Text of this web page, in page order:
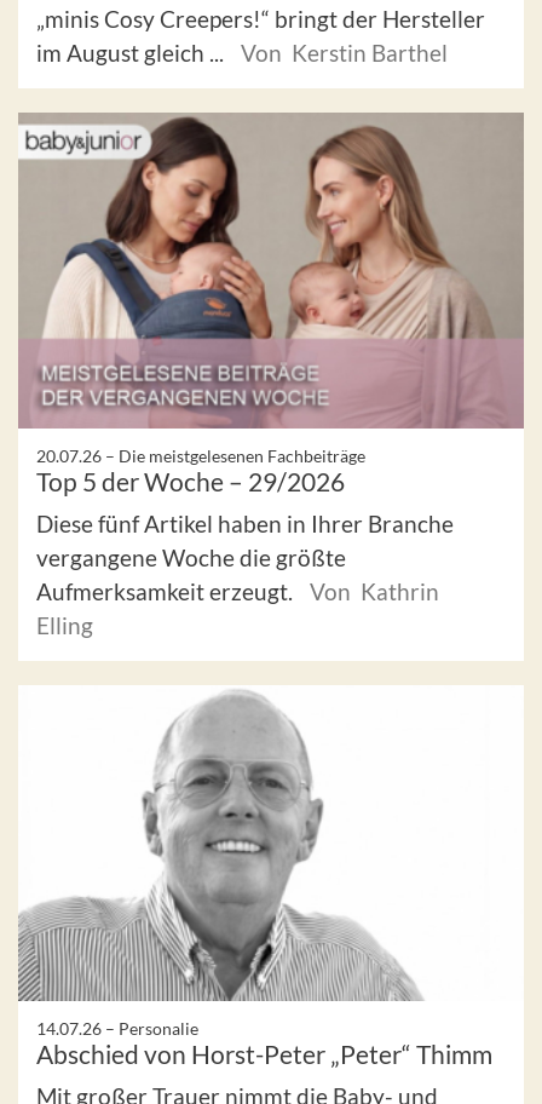
„minis Cosy Creepers!“ bringt der Hersteller
im August gleich ...
Von Kerstin Barthel
20.07.26 – Die meistgelesenen Fachbeiträge
Top 5 der Woche – 29/2026
Diese fünf Artikel haben in Ihrer Branche
vergangene Woche die größte
Aufmerksamkeit erzeugt.
Von Kathrin
Elling
14.07.26 – Personalie
Abschied von Horst-Peter „Peter“ Thimm
Mit großer Trauer nimmt die Baby- und